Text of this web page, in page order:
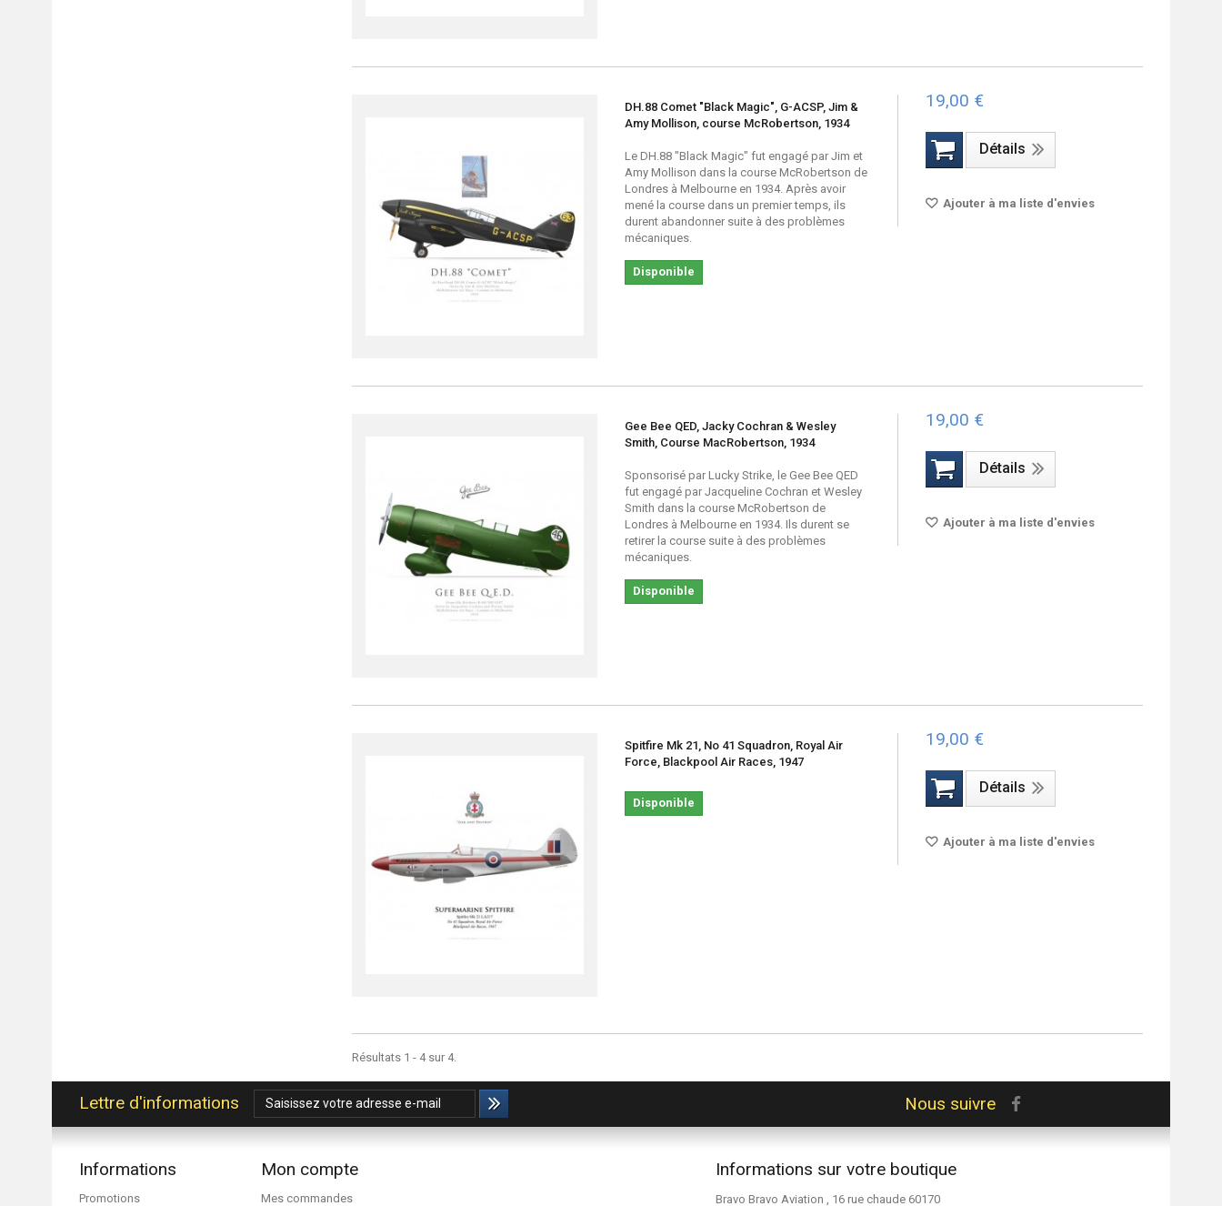
DH.88 Comet "Black Magic", G-ACSP, Jim &
Amy Mollison, course McRobertson, 1934
Le DH.88 "Black Magic" fut engagé par Jim et
Amy Mollison dans la course McRobertson de
Londres à Melbourne en 1934. Après avoir
mené la course dans un premier temps, ils
durent abandonner suite à des problèmes
mécaniques.
Disponible
19,00 €
Détails
Ajouter à ma liste d'envies
Gee Bee QED, Jacky Cochran & Wesley
Smith, Course MacRobertson, 1934
Sponsorisé par Lucky Strike, le Gee Bee QED
fut engagé par Jacqueline Cochran et Wesley
Smith dans la course McRobertson de
Londres à Melbourne en 1934. Ils durent se
retirer la course suite à des problèmes
mécaniques.
Disponible
19,00 €
Détails
Ajouter à ma liste d'envies
Spitfire Mk 21, No 41 Squadron, Royal Air
Force, Blackpool Air Races, 1947
Disponible
19,00 €
Détails
Ajouter à ma liste d'envies
Résultats 1 - 4 sur 4.
Lettre d'informations Nous suivre
Informations
Promotions
Mon compte
Mes commandes
Informations sur votre boutique
Bravo Bravo Aviation , 16 rue chaude 60170